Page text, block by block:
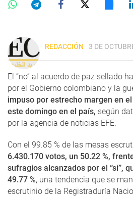
REDACCIÓN 3 DE
El “no” al acuerdo de paz sellado
por el Gobierno colombiano y la
impuso por estrecho margen en
este domingo en el país, según
por la agencia de noticias EFE.
Con el 99.85 % de las mesas
6.430.170 votos, un 50.22 %,
sufragios alcanzados por el “sí”,
49.77 %, una tendencia que se
escrutinio de la Registraduría